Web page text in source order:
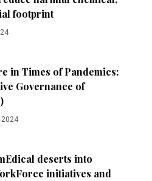
footprint
in Times of Pandemics:
Governance of
2024
deserts into
initiatives and